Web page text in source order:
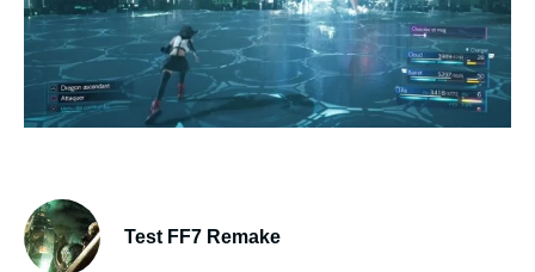
Test FF7 Remake